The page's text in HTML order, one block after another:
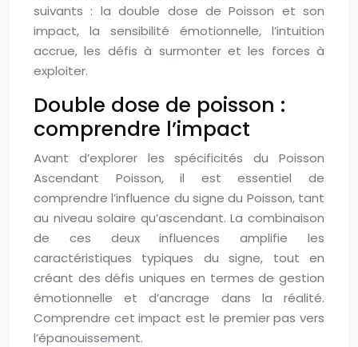
suivants : la double dose de Poisson et son
impact, la sensibilité émotionnelle, l’intuition
accrue, les défis à surmonter et les forces à
exploiter.
Double dose de poisson :
comprendre l’impact
Avant d’explorer les spécificités du Poisson
Ascendant Poisson, il est essentiel de
comprendre l’influence du signe du Poisson, tant
au niveau solaire qu’ascendant. La combinaison
de ces deux influences amplifie les
caractéristiques typiques du signe, tout en
créant des défis uniques en termes de gestion
émotionnelle et d’ancrage dans la réalité.
Comprendre cet impact est le premier pas vers
l’épanouissement.